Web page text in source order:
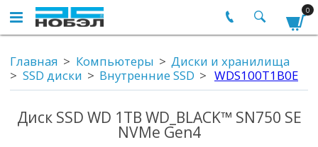
0
Главная Компьютеры
Диски и хранилища
SSD диски
Внутренние SSD WDS100T1B0E
Диск SSD WD 1TB WD_BLACK™ SN750 SE
NVMe Gen4